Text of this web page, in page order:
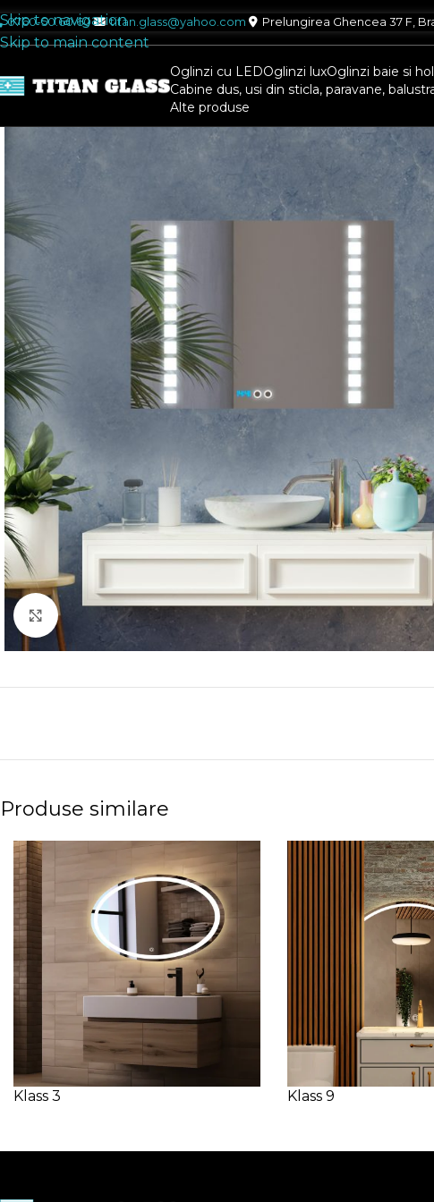
Skip to navigation
Skip to main content
0760-50.60.60 titan.glass@yahoo.com Prelungirea Ghencea 37 F,
Oglinzi cu LEDOglinzi luxOglinzi baie si hol
Cabine dus, usi din sticla, paravane,
Alte produse
Click to enlarge
Produse similare
Klass 3 Klass 9